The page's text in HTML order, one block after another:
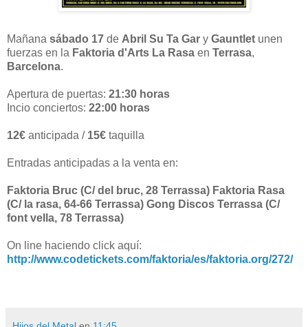
Mañana sábado 17 de Abril Su Ta Gar y Gauntlet unen
fuerzas en la Faktoria d'Arts La Rasa en Terrasa,
Barcelona.
Apertura de puertas: 21:30 horas
Incio conciertos: 22:00 horas
12€ anticipada /15€ taquilla
Entradas anticipadas a la venta en:
Faktoria Bruc (C/ del bruc, 28 Terrassa) Faktoria Rasa
(C/ la rasa, 64-66 Terrassa) Gong Discos Terrassa (C/
font vella, 78 Terrassa)
On line haciendo click aquí:
http://www.codetickets.com/faktoria/es/faktoria.org/272/